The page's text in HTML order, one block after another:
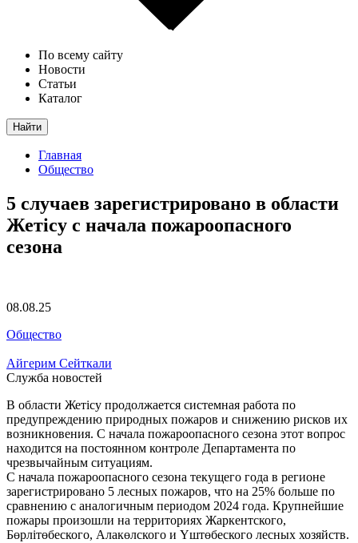
По всему сайту
Новости
Статьи
Каталог
Найти
Главная
Общество
5 случаев зарегистрировано в области
Жетісу с начала пожароопасного
сезона
08.08.25
Общество
Айгерим Сейткали
Служба новостей
В области Жетісу продолжается системная работа по
предупреждению природных пожаров и снижению рисков их
возникновения. С начала пожароопасного сезона этот вопрос
находится на постоянном контроле Департамента по
чрезвычайным ситуациям.
С начала пожароопасного сезона текущего года в регионе
зарегистрировано 5 лесных пожаров, что на 25% больше по
сравнению с аналогичным периодом 2024 года. Крупнейшие
пожары произошли на территориях Жаркентского,
Бөрлітөбеского, Алакөлского и Үштөбеского лесных хозяйств.